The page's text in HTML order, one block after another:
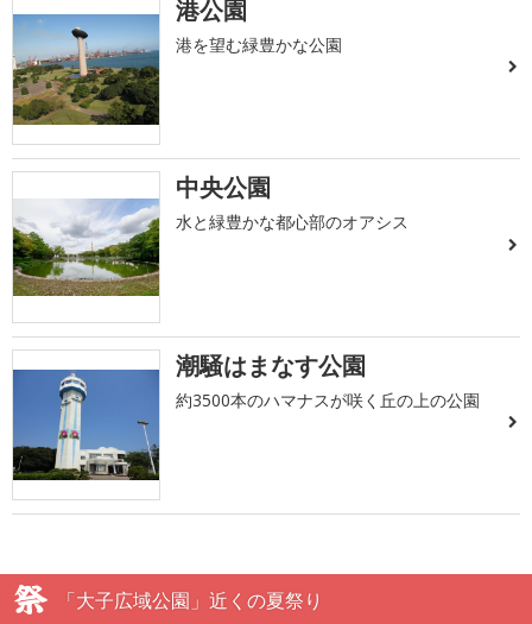
港公園
港を望む緑豊かな公園
中央公園
水と緑豊かな都心部のオアシス
潮騒はまなす公園
約3500本のハマナスが咲く丘の上の公園
「大子広域公園」近くの夏祭り